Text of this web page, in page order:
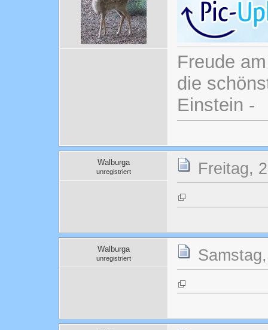
Freude
die
Einstein -
Walburga
unregistriert Freitag,
Walburga
unregistriert